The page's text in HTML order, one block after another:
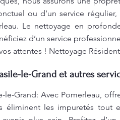
ou d’un service
Le nettoyage en
d’un service
attentes ! Nettoyage
le-Grand et autres
le-Grand: Avec Pomerleau,
les impuretés tout